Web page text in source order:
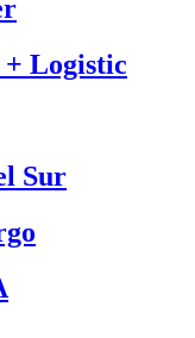
+ Logistic
Sur